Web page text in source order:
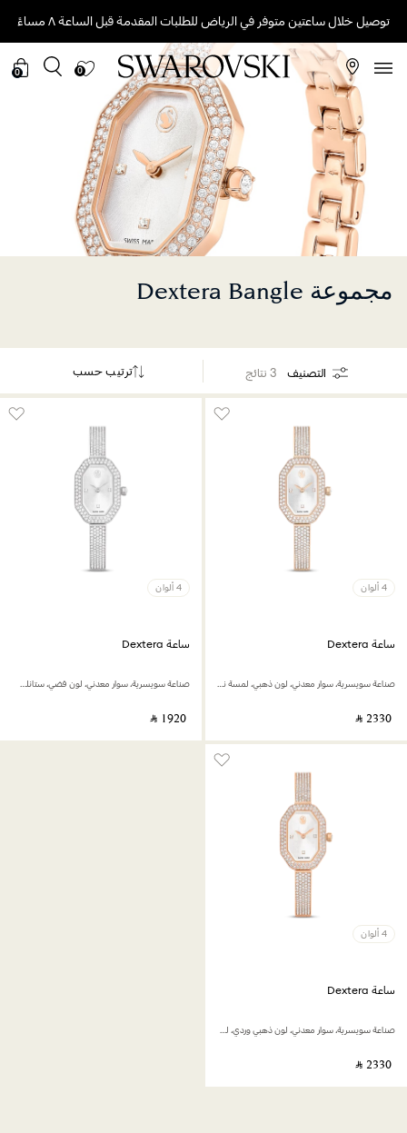
توصيل خلال ساعتين متوفر في الرياض للطلبات المقدمة قبل الساعة ٨ مساءً
0
0
مجموعة Dextera Bangle
التصنيف 3 نتائج ترتيب حسب
4 ألوان
ساعة Dextera
صناعة سويسرية، سوار معدني، لون ذهبي، لمسة نهائية بلون ذهبي شامبين
‎ ⃁ ⁦2330⁩ ‎
4 ألوان
ساعة Dextera
صناعة سويسرية، سوار معدني، لون فضي، ستانلس ستيل
‎ ⃁ ⁦1920⁩ ‎
4 ألوان
ساعة Dextera
صناعة سويسرية، سوار معدني، لون ذهبي وردي، لمسة نهائية بلون ذهبي وردي
‎ ⃁ ⁦2330⁩ ‎